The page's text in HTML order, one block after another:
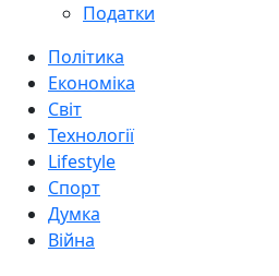
Податки
Політика
Економіка
Світ
Технології
Lifestyle
Спорт
Думка
Війна